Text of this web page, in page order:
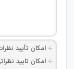
امکان تأیید
امکان تایید